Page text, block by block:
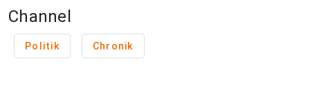
Channel
Politik Chronik